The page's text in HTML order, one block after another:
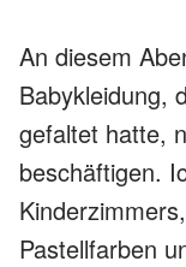
An diesem
Babykleidung,
gefaltet hatte,
beschäftigen.
Pastellfarben